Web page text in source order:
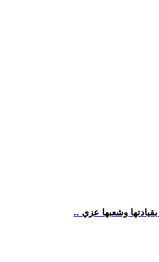
بقيادتها وشعبها عزي